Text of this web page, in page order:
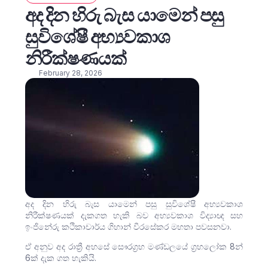
අද දින හිරු බැස යාමෙන් පසු
සුවිශේෂී අභ්‍යවකාශ
නිරීක්ෂණයක්
February 28, 2026
අද දින හිරු බැස යාමෙන් පසු සුවිශේෂී අභ්‍යවකාශ
නිරීක්ෂණයක් දැකගත හැකි බව අභ්‍යවකාශ විද්‍යාඥ සහ
ඉංජිනේරු කථිකාචාර්ය ගිහාන් වීරසේකර මහතා පවසනවා.
ඒ අනුව අද රාත්‍රී අහසේ සෞරග්‍රහ මණ්ඩලයේ ග්‍රහලෝක 8න්
6ක් දැක ගත හැකියි.